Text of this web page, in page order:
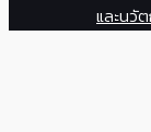
และนวั